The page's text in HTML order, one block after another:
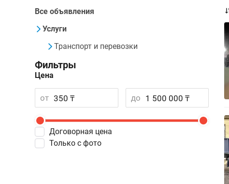
Все объявления
Услуги
Транспорт и перевозки
Фильтры
Цена
от до
Договорная цена
Только с фото